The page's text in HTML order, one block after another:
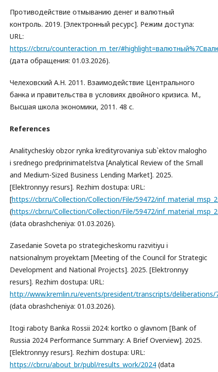
Противодействие отмыванию денег и валютный
контроль. 2019. [Электронный ресурс]. Режим доступа:
URL:
https://cbr.ru/counteraction_m_ter/
(дата обращения: 01.03.2026).
Челеховский А.Н. 2011. Взаимодействие Центрального
банка и правительства в условиях двойного кризиса. М.,
Высшая школа экономики, 2011. 48 с.
References
Analitycheskiy obzor rynka kredityrovaniya sub`ektov malogho
i srednego predprinimatelstva [Analytical Review of the Small
and Medium-Sized Business Lending Market]. 2025.
[Elektronnyy resurs]. Rezhim dostupa: URL:
[https://cbr.ru/Collection/Collection/File/59472/
(https://cbr.ru/Collection/Collection/File/59472/
(data obrashcheniya: 01.03.2026).
Zasedanie Soveta po strategicheskomu razvitiyu i
natsionalnym proyektam [Meeting of the Council for Strategic
Development and National Projects]. 2025. [Elektronnyy
resurs]. Rezhim dostupa: URL:
http://www.kremlin.ru/events/president/transcripts/deliberations/
(data obrashcheniya: 01.03.2026).
Itogi raboty Banka Rossii 2024: kortko o glavnom [Bank of
Russia 2024 Performance Summary: A Brief Overview]. 2025.
[Elektronnyy resurs]. Rezhim dostupa: URL:
https://cbr.ru/about_br/publ/results_work/2024 (data